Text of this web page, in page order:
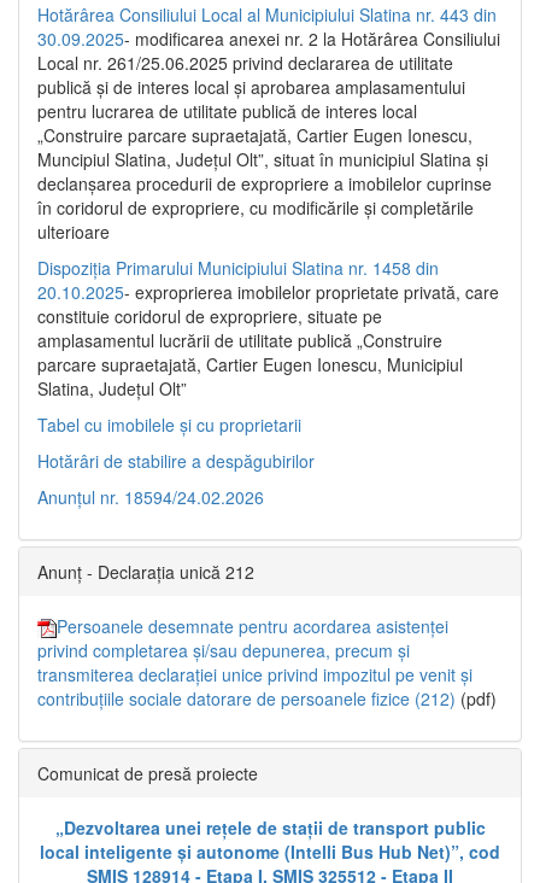
Hotărârea Consiliului Local al Municipiului Slatina nr. 443 din
30.09.2025- modificarea anexei nr. 2 la Hotărârea Consiliului
Local nr. 261/25.06.2025 privind declararea de utilitate
publică şi de interes local şi aprobarea amplasamentului
pentru lucrarea de utilitate publică de interes local
„Construire parcare supraetajată, Cartier Eugen Ionescu,
Muncipiul Slatina, Judeţul Olt”, situat în municipiul Slatina şi
declanşarea procedurii de expropriere a imobilelor cuprinse
în coridorul de expropriere, cu modificările şi completările
ulterioare
Dispoziția Primarului Municipiului Slatina nr. 1458 din
20.10.2025- exproprierea imobilelor proprietate privată, care
constituie coridorul de expropriere, situate pe
amplasamentul lucrării de utilitate publică „Construire
parcare supraetajată, Cartier Eugen Ionescu, Municipiul
Slatina, Județul Olt”
Tabel cu imobilele și cu proprietarii
Hotărâri de stabilire a despăgubirilor
Anunțul nr. 18594/24.02.2026
Anunț - Declarația unică 212
Persoanele desemnate pentru acordarea asistenței
privind completarea și/sau depunerea, precum și
transmiterea declarației unice privind impozitul pe venit și
contribuțiile sociale datorare de persoanele fizice (212) (pdf)
Comunicat de presă proiecte
„Dezvoltarea unei rețele de stații de transport public
local inteligente și autonome (Intelli Bus Hub Net)”, cod
SMIS 128914 - Etapa I, SMIS 325512 - Etapa II